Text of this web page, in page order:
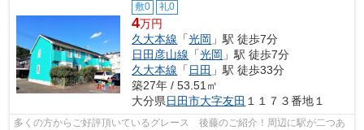
敷0 礼0
4万円
久大本線 「光岡 」駅 徒歩7分
日田彦山線 「光岡 」駅 徒歩7分
久大本線 「 日田 」駅 徒歩33分
築27年 / 53.51㎡
大分県日田市大字友田 １１７３番地１
多くの方からご好評頂いているグレース 後藤のご紹介！周辺に駅が二つあ